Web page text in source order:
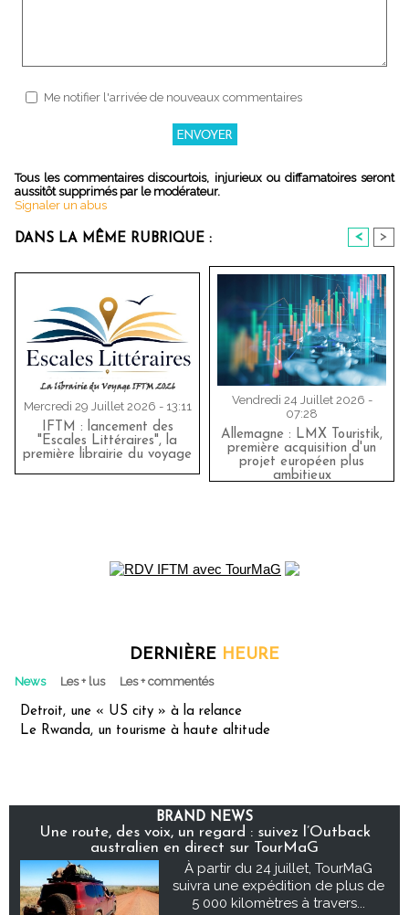
Me notifier l'arrivée de nouveaux commentaires
Tous les commentaires discourtois, injurieux ou diffamatoires seront
aussitôt supprimés par le modérateur.
Signaler un abus
DANS LA MÊME RUBRIQUE : < >
Mercredi 29 Juillet 2026 - 13:11
IFTM : lancement des
"Escales Littéraires", la
première librairie du voyage
Vendredi 24 Juillet 2026 -
07:28
Allemagne : LMX Touristik,
première acquisition d'un
projet européen plus
ambitieux
DERNIÈRE HEURE
News Les + lus Les + commentés
Detroit, une « US city » à la relance
Le Rwanda, un tourisme à haute altitude
BRAND NEWS
Une route, des voix, un regard : suivez l’Outback
australien en direct sur TourMaG
À partir du 24 juillet, TourMaG
suivra une expédition de plus de
5 000 kilomètres à travers...